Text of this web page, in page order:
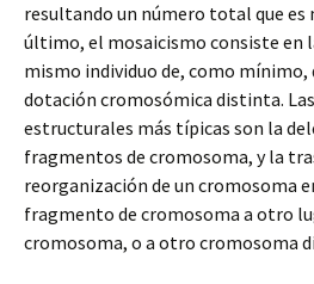
resultando un número total que es
último, el mosaicismo consiste en
mismo individuo de, como mínimo,
dotación cromosómica distinta.
estructurales más típicas son la
fragmentos de cromosoma, y la
reorganización de un cromosoma
fragmento de cromosoma a otro
cromosoma, o a otro cromosoma